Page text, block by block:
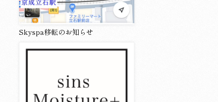
Skyspa移転のお知らせ